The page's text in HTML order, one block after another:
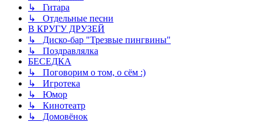
↳ Гитара
↳ Отдельные песни
В КРУГУ ДРУЗЕЙ
↳ Диско-бар "Трезвые пингвины"
↳ Поздравлялка
БЕСЕДКА
↳ Поговорим о том, о сём :)
↳ Игротека
↳ Юмор
↳ Кинотеатр
↳ Домовёнок